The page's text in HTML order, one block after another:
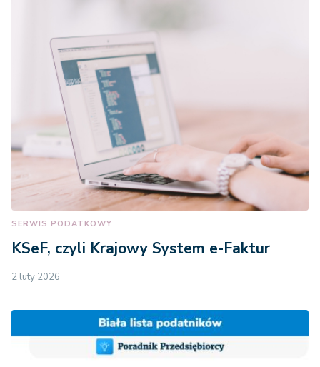
SERWIS PODATKOWY
KSeF, czyli Krajowy System e-Faktur
2 luty 2026